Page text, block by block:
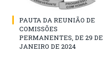
PAUTA DA REUNIÃO DE
COMISSÕES
PERMANENTES, DE 29 DE
JANEIRO DE 2024